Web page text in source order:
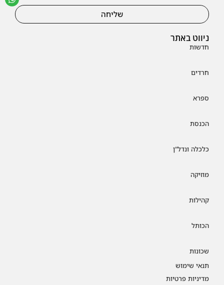
ניווט באתר
חדשות
חרדים
ספרא
הכנסת
כלכלה ונדל"ן
מוזיקה
קהילות
הכותל
שכונות
תנאי שימוש
מדיניות פרטיות
שליחה